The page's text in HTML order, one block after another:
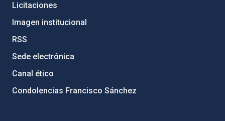
Licitaciones
Imagen institucional
RSS
Sede electrónica
Canal ético
Condolencias Francisco Sánchez